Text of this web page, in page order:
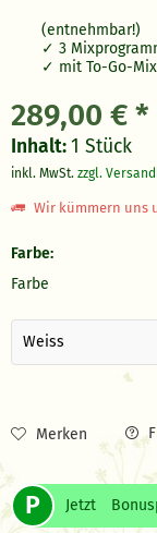
(entnehmbar!)
3
mit To-Go-
289,00 € *
Inhalt:1 Stück
inkl. MwSt. zzgl.
Wir kümmern uns
Farbe:
Farbe
Merken
P Jetzt